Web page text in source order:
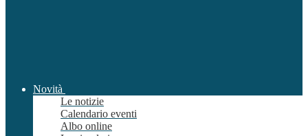
Novità
Le notizie
Calendario eventi
Albo online